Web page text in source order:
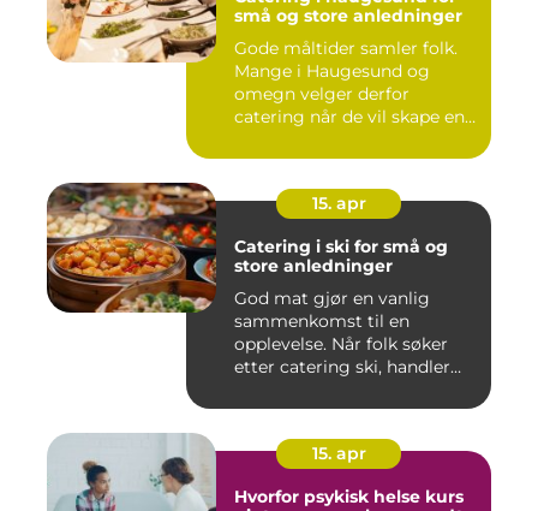
små og store anledninger
Gode måltider samler folk.
Mange i Haugesund og
omegn velger derfor
catering når de vil skape en
15. apr
Catering i ski for små og
store anledninger
God mat gjør en vanlig
sammenkomst til en
opplevelse. Når folk søker
etter catering ski, handler
15. apr
Hvorfor psykisk helse kurs